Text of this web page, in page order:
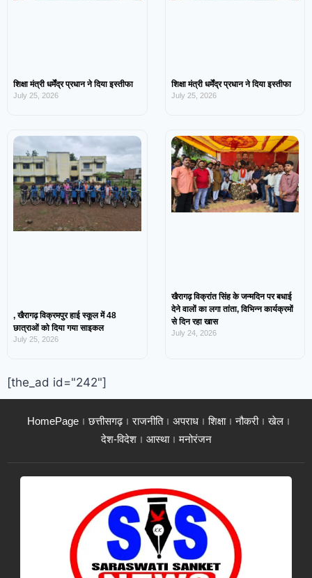
शिक्षा मंत्री धर्मेंद्र प्रधान ने दिया इस्तीफा
July 25, 2026
शिक्षा मंत्री धर्मेंद्र प्रधान ने दिया इस्तीफा
July 25, 2026
, खैरागढ़ विक्रमपुर हाई स्कूल में 48
छात्राओं को दिया गया साइकल
July 25, 2026
खैरागढ़ विक्रांत सिंह के जन्मदिन पर बधाई
देने वालों का लगा तांता, विभिन्न कार्यक्रमों
से दिन रहा खास
July 24, 2026
[the_ad id="242"]
HomePage छत्तीसगढ़ राजनीति अपराध शिक्षा नौकरी
खेल
देश-विदेश
आस्था मनोरंजन